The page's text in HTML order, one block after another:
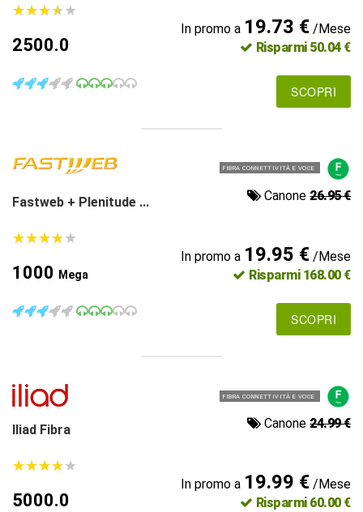
★★★★★
★★★★★
2500.0
In promo a 19.73 €/Mese
Risparmi 50.04 €
SCOPRI
FIBRA CONNETTIVITÀ E VOCE
Fastweb + Plenitude ... Canone26.95 €
★★★★★
★★★★★
1000 Mega
In promo a 19.95 €/Mese
Risparmi 168.00 €
SCOPRI
FIBRA CONNETTIVITÀ E VOCE
Iliad Fibra Canone24.99 €
★★★★★
★★★★★
5000.0
In promo a 19.99 €/Mese
Risparmi 60.00 €